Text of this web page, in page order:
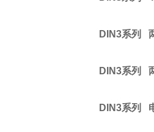
DIN3系列
DIN3系列
DIN3系列